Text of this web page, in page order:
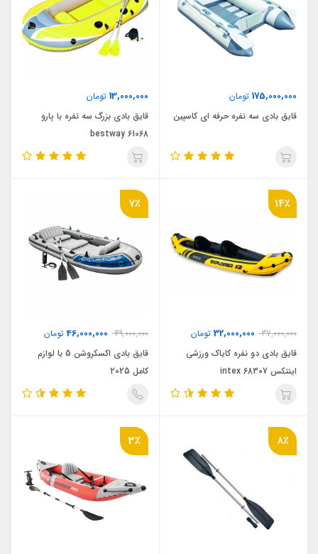
175,000,000 تومان
قایق بادی سه نفره حرفه ای کاسپین
13,000,000 تومان
قایق بادی بزرگ سه نفره با پارو
61068 bestway
14٪
37,000,000
32,000,000 تومان
قایق بادی دو نفره کایاک ورزشی
اینتکس intex 68307
7٪
49,000,000
46,000,000تومان
قایق بادی اکسکروشن 5 با لوازم
کامل 2025
8٪ 3٪